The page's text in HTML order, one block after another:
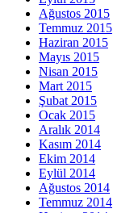
Ağustos 2015
Temmuz 2015
Haziran 2015
Mayıs 2015
Nisan 2015
Mart 2015
Şubat 2015
Ocak 2015
Aralık 2014
Kasım 2014
Ekim 2014
Eylül 2014
Ağustos 2014
Temmuz 2014